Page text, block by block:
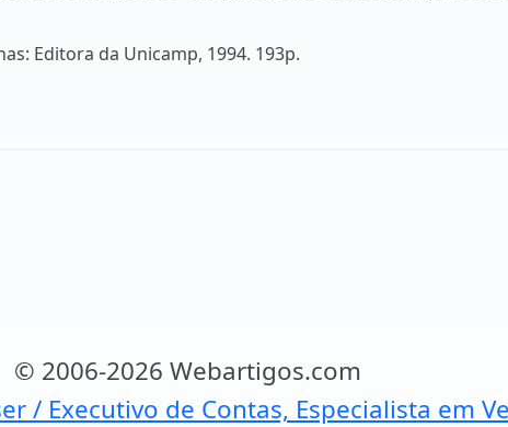
Editora da Unicamp, 1994. 193p.
© 2006-2026 Webartigos.com
/ Executivo de Contas, Especialista em